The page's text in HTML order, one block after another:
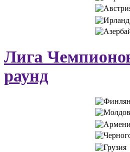
Лига
раунд